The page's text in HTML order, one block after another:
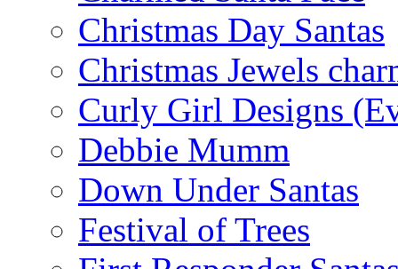
Christmas Day Santas
Christmas Jewels
Curly Girl Designs
Debbie Mumm
Down Under Santas
Festival of Trees